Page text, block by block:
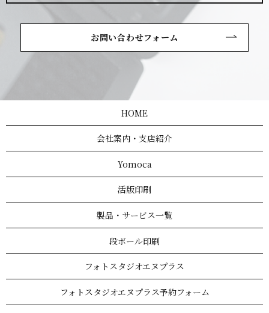
お問い合わせフォーム
HOME
会社案内・支店紹介
Yomoca
活版印刷
製品・サービス一覧
段ボール印刷
フォトスタジオエヌプラス
フォトスタジオエヌプラス予約フォーム